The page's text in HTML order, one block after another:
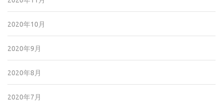
2020年10月
2020年9月
2020年8月
2020年7月